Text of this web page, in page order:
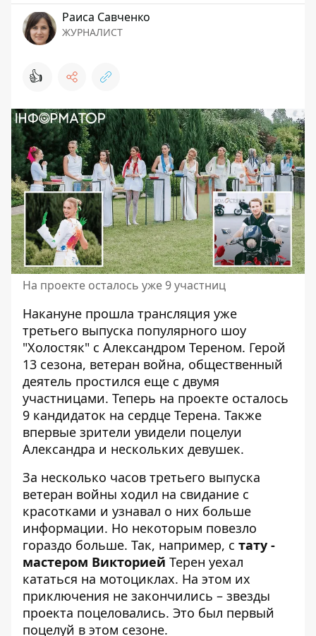
Раиса Савченко
ЖУРНАЛИСТ
👍
На проекте осталось уже 9 участниц
Накануне прошла трансляция уже
третьего выпуска популярного шоу
"Холостяк" с Александром Тереном. Герой
13 сезона, ветеран война, общественный
деятель простился еще с двумя
участницами. Теперь на проекте осталось
9 кандидаток на сердце Терена. Также
впервые зрители увидели поцелуи
Александра и нескольких девушек.
За несколько часов третьего выпуска
ветеран войны ходил на свидание с
красотками и узнавал о них больше
информации. Но некоторым повезло
гораздо больше. Так, например, с тату -
мастером Викторией Терен уехал
кататься на мотоциклах. На этом их
приключения не закончились – звезды
проекта поцеловались. Это был первый
поцелуй в этом сезоне.